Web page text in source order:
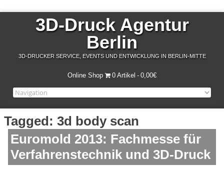
3D-Druck Agentur
Berlin
3D-DRUCKER SERVICE, EVENTS UND ENTWICKLUNG IN BERLIN-MITTE
Online Shop 0 Artikel 0,00€
Tagged: 3d body scan
Euromold 2013: Fachmesse für
Verfahrenstechnik und 3D-Druck